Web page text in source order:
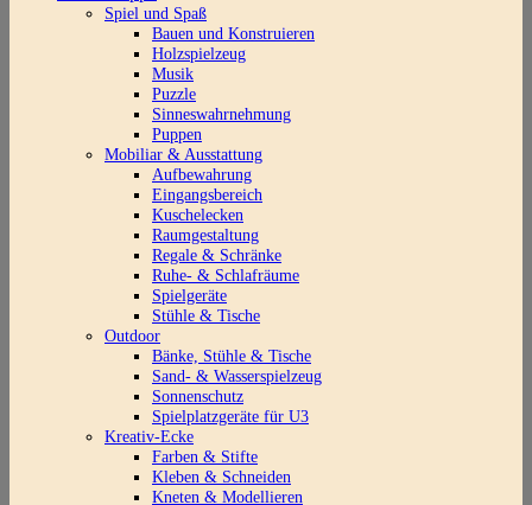
Spiel und Spaß
Bauen und Konstruieren
Holzspielzeug
Musik
Puzzle
Sinneswahrnehmung
Puppen
Mobiliar & Ausstattung
Aufbewahrung
Eingangsbereich
Kuschelecken
Raumgestaltung
Regale & Schränke
Ruhe- & Schlafräume
Spielgeräte
Stühle & Tische
Outdoor
Bänke, Stühle & Tische
Sand- & Wasserspielzeug
Sonnenschutz
Spielplatzgeräte für U3
Kreativ-Ecke
Farben & Stifte
Kleben & Schneiden
Kneten & Modellieren